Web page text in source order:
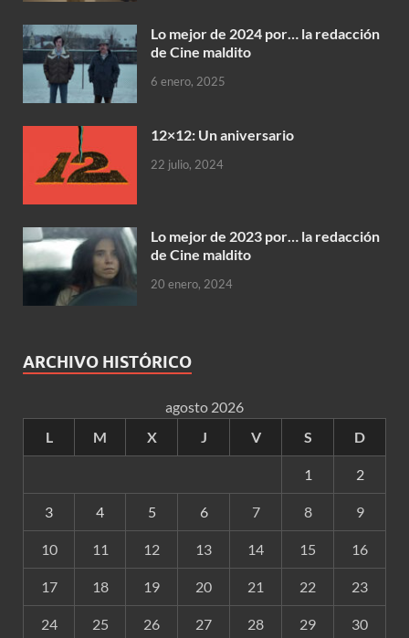
Lo mejor de 2024 por… la redacción
de Cine maldito
6 enero, 2025
12×12: Un aniversario
22 julio, 2024
Lo mejor de 2023 por… la redacción
de Cine maldito
20 enero, 2024
ARCHIVO HISTÓRICO
agosto 2026
L
M X J V S D
1 2
3 4 5 6 7 8 9
10 11 12 13 14 15 16
17 18 19 20 21 22 23
24 25 26 27 28 29 30